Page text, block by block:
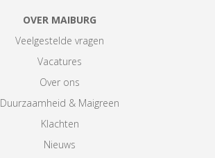
OVER MAIBURG
Veelgestelde vragen
Vacatures
Over ons
Duurzaamheid & Maigreen
Klachten
Nieuws